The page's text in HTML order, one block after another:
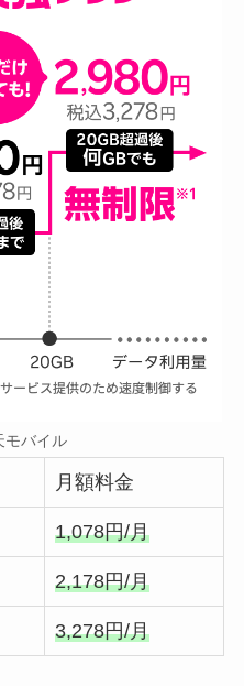
モバイル
月額料金
1,078円/月
2,178円/月
3,278円/月